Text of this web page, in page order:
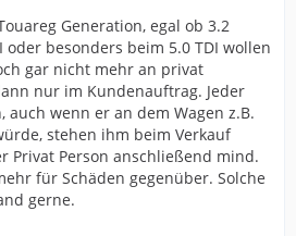
Generation, egal ob 3.2
oder besonders beim 5.0 TDI wollen
gar nicht mehr an privat
nur im Kundenauftrag. Jeder
wenn er an dem Wagen z.B.
stehen ihm beim Verkauf
Privat Person anschließend mind.
für Schäden gegenüber. Solche
gerne.